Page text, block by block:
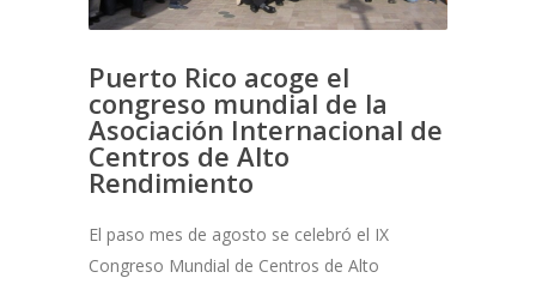
Puerto Rico acoge el
congreso mundial de la
Asociación Internacional de
Centros de Alto
Rendimiento
El paso mes de agosto se celebró el IX
Congreso Mundial de Centros de Alto